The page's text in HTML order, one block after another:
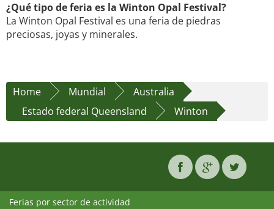
¿Qué tipo de feria es la Winton Opal Festival?
La Winton Opal Festival es una feria de piedras
preciosas, joyas y minerales.
Home Mundial
Australia
Estado federal Queensland
Winton
Ferias por sector de actividad